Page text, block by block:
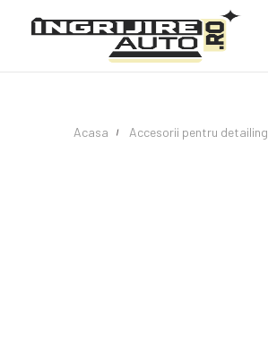
Acasa Accesorii pentru detailing